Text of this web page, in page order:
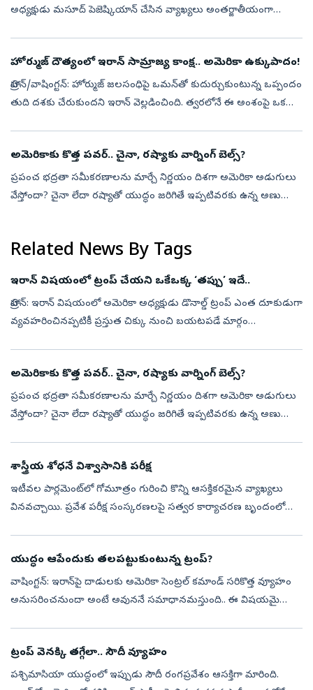
అధ్యక్షుడు మసూద్‌ పెజెష్కియాన్‌ చేసిన వ్యాఖ్యలు అంతర్జాతీయంగా
హోర్ముజ్ దౌత్యంలో ఇరాన్ సామ్రాజ్య కాంక్ష.. అమెరికా ఉక్కుపాదం!
టెహ్రాన్‌/వాషింగ్టన్‌: హోర్ముజ్ జలసంధిపై ఒమన్‌తో కుదుర్చుకుంటున్న ఒప్పందం
తుది దశకు చేరుకుందని ఇరాన్ వెల్లడించింది. త్వరలోనే ఈ అంశంపై ఒక
అమెరికాకు కొత్త పవర్‌.. చైనా, రష్యాకు వార్నింగ్‌ బెల్స్‌?
ప్రపంచ భద్రతా సమీకరణాలను మార్చే నిర్ణయం దిశగా అమెరికా అడుగులు
వేస్తోందా? చైనా లేదా రష్యాతో యుద్ధం జరిగితే ఇప్పటివరకు ఉన్న అణు
Related News By Tags
ఇరాన్‌ విషయంలో ట్రంప్‌ చేయని ఒకేఒక్క ‘తప్పు’ ఇదే..
టెహ్రాన్‌: ఇరాన్ విషయంలో అమెరికా అధ్యక్షుడు డొనాల్డ్ ట్రంప్ ఎంత దూకుడుగా
వ్యవహరించినప్పటికీ ప్రస్తుత చిక్కు నుంచి బయటపడే మార్గం
అమెరికాకు కొత్త పవర్‌.. చైనా, రష్యాకు వార్నింగ్‌ బెల్స్‌?
ప్రపంచ భద్రతా సమీకరణాలను మార్చే నిర్ణయం దిశగా అమెరికా అడుగులు
వేస్తోందా? చైనా లేదా రష్యాతో యుద్ధం జరిగితే ఇప్పటివరకు ఉన్న అణు
శాస్త్రీయ శోధనే విశ్వాసానికి పరీక్ష
ఇటీవల పార్లమెంట్‌లో గోమూత్రం గురించి కొన్ని ఆసక్తికరమైన వ్యాఖ్యలు
వినవచ్చాయి. ప్రవేశ పరీక్ష సంస్కరణలపై సత్వర కార్యాచరణ బృందంలో
యుద్ధం ఆపేందుకు తలపట్టుకుంటున్న ట్రంప్‌?
వాషింగ్టన్‌: ‍ఇరాన్‌పై దాడులకు అమెరికా సెంట్రల్‌ కమాండ్‌ సరికొత్త వ్యూహం
అనుసరించనుందా అంటే అవుననే సమాధానమస్తుంది.. ఈ విషయమై
ట్రంప్‌ వెనక్కి తగ్గేలా.. సౌదీ వ్యూహం
పశ్చిమాసియా యుద్ధంలో ఇప్పుడు సౌదీ రంగప్రవేశం ఆసక్తిగా మారింది.